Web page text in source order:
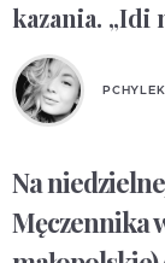
kazania. „Idi
PCHYLEK
Na
Męczennika